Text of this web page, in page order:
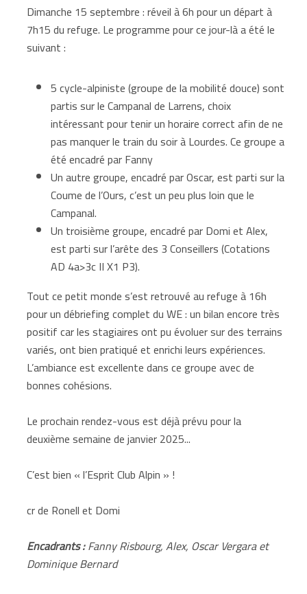
Dimanche 15 septembre : réveil à 6h pour un départ à
7h15 du refuge. Le programme pour ce jour-là a été le
suivant :
5 cycle-alpiniste (groupe de la mobilité douce) sont
partis sur le Campanal de Larrens, choix
intéressant pour tenir un horaire correct afin de ne
pas manquer le train du soir à Lourdes. Ce groupe a
été encadré par Fanny
Un autre groupe, encadré par Oscar, est parti sur la
Coume de l’Ours, c’est un peu plus loin que le
Campanal.
Un troisième groupe, encadré par Domi et Alex,
est parti sur l’arête des 3 Conseillers (Cotations
AD 4a>3c II X1 P3).
Tout ce petit monde s’est retrouvé au refuge à 16h
pour un débriefing complet du WE : un bilan encore très
positif car les stagiaires ont pu évoluer sur des terrains
variés, ont bien pratiqué et enrichi leurs expériences.
L’ambiance est excellente dans ce groupe avec de
bonnes cohésions.
Le prochain rendez-vous est déjà prévu pour la
deuxième semaine de janvier 2025...
C’est bien « l’Esprit Club Alpin » !
cr de Ronell et Domi
Encadrants :Fanny Risbourg, Alex, Oscar Vergara et
Dominique Bernard